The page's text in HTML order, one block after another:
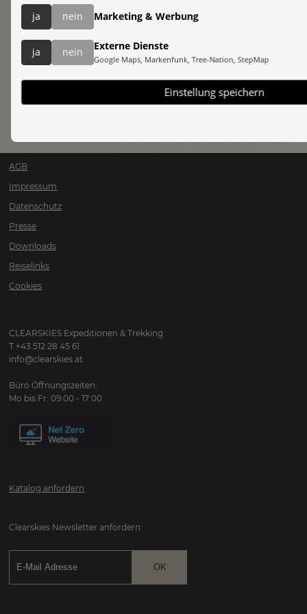
AGB
Impressum
Datenschutz
Presse
Downloads
Reiselinks
Cookies
CLEARSKIES Expeditionen & Trekking
T +43 512 28 45 61
info@clearskies.at
Büro Öffnungszeiten:
Mo bis Fr: 09:00 - 17:00
Katalog anfordern
Clearskies Newsletter anfordern:
ja nein Marketing & Werbung
ja nein
Externe Dienste
Google Maps, Markenfunk, Tree-Nation, StepMap
Einstellung speichern